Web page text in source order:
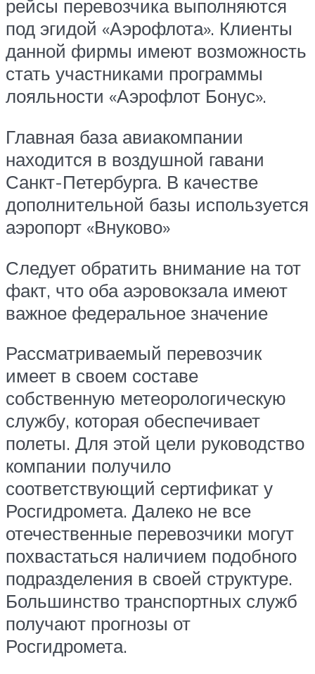
рейсы перевозчика выполняются
под эгидой «Аэрофлота». Клиенты
данной фирмы имеют возможность
стать участниками программы
лояльности «Аэрофлот Бонус».
Главная база авиакомпании
находится в воздушной гавани
Санкт-Петербурга. В качестве
дополнительной базы используется
аэропорт «Внуково»
Следует обратить внимание на тот
факт, что оба аэровокзала имеют
важное федеральное значение
Рассматриваемый перевозчик
имеет в своем составе
собственную метеорологическую
службу, которая обеспечивает
полеты. Для этой цели руководство
компании получило
соответствующий сертификат у
Росгидромета. Далеко не все
отечественные перевозчики могут
похвастаться наличием подобного
подразделения в своей структуре.
Большинство транспортных служб
получают прогнозы от
Росгидромета.